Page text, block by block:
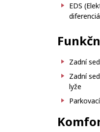
EDS
Zadní
Zadní
lyže